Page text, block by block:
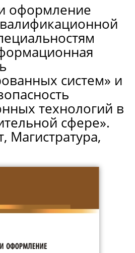
оформление
систем» и
технологий в
сфере».
Магистратура,